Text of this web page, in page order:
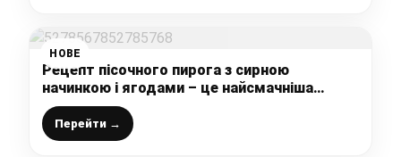
НОВЕ
Рецепт пісочного пирога з сирною
начинкою і ягодами – це найсмачніша
випічка до чаю, а готується на раз-два!
Перейти →